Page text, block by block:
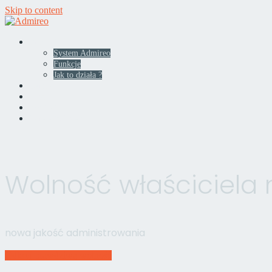
Skip to content
System Admireo
Funkcje
Jak to działa ?
Wolność
nowa jakość administrowania